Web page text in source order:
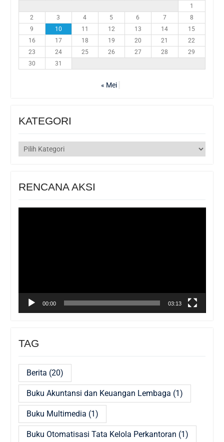
1
2
3 4 5 6 7
8
9
10 11 12 13 14
15
16
17 18 19 20 21
22
23
24 25 26 27 28
29
30
31
« Mei
KATEGORI
KATEGORI
RENCANA AKSI
00:00 03:13
TAG
Berita (20)
Buku Akuntansi dan Keuangan Lembaga (1)
Buku Multimedia (1)
Buku Otomatisasi Tata Kelola Perkantoran (1)